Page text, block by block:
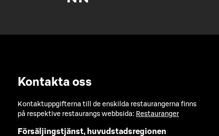
Kontakta oss
Kontaktuppgifterna till de enskilda restaurangerna finns
på respektive restaurangs webbsida: Restauranger
Försäljingstjänst, huvudstadsregionen